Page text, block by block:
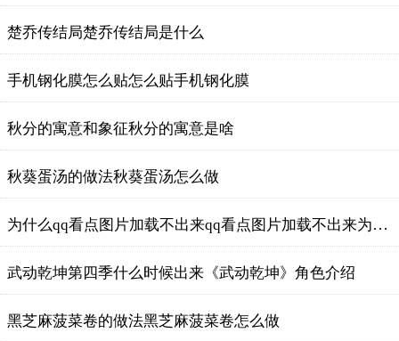
楚乔传结局楚乔传结局是什么
手机钢化膜怎么贴怎么贴手机钢化膜
秋分的寓意和象征秋分的寓意是啥
秋葵蛋汤的做法秋葵蛋汤怎么做
为什么qq看点图片加载不出来qq看点图片加载不出来为什么
武动乾坤第四季什么时候出来《武动乾坤》角色介绍
黑芝麻菠菜卷的做法黑芝麻菠菜卷怎么做